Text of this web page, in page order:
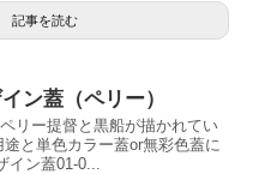
記事を読む
ン蓋（ペリー）
リー提督と黒船が描かれてい
と単色カラー蓋or無彩色蓋に
イン蓋01-0...